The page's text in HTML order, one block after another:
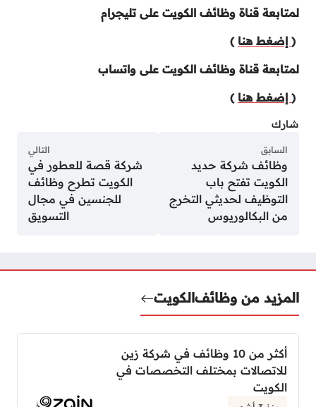
لمتابعة قناة وظائف الكويت على تليجرام
( إضغط هنا )
لمتابعة قناة وظائف الكويت على واتساب
( إضغط هنا )
شارك
السابق
وظائف شركة حديد
الكويت تفتح باب
التوظيف لحديثي التخرج
من البكالوريوس
التالي
شركة قصة للعطور في
الكويت تطرح وظائف
للجنسين في مجال
التسويق
المزيد من وظائفالكويت
أكثر من 10 وظائف في شركة زين
للاتصالات بمختلف التخصصات في
الكويت